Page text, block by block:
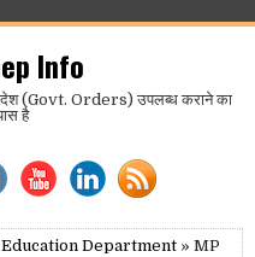
Info
(Govt. Orders) उपलब्ध कराने का
है
Department » MP